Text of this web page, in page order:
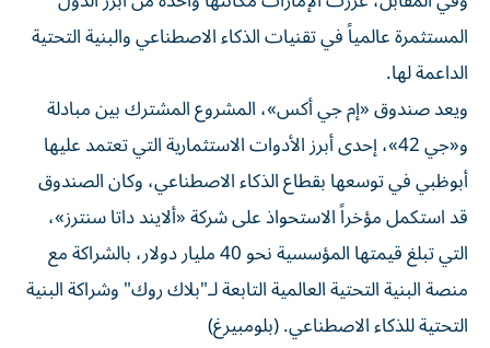
المستثمرة عالمياً في تقنيات الذكاء الاصطناعي والبنية التحتية
الداعمة لها.
ويعد صندوق «إم جي أكس»، المشروع المشترك بين مبادلة
و«جي 42»، إحدى أبرز الأدوات الاستثمارية التي تعتمد عليها
أبوظبي في توسعها بقطاع الذكاء الاصطناعي، وكان الصندوق
قد استكمل مؤخراً الاستحواذ على شركة «ألايند داتا سنترز»،
التي تبلغ قيمتها المؤسسية نحو 40 مليار دولار، بالشراكة مع
منصة البنية التحتية العالمية التابعة لـ"بلاك روك" وشراكة البنية
التحتية للذكاء الاصطناعي. (بلومبيرغ)